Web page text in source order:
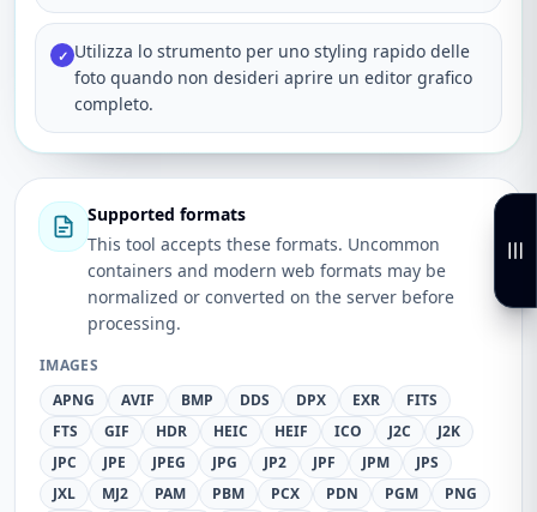
✓ Utilizza lo strumento per uno styling rapido delle
foto quando non desideri aprire un editor grafico
completo.
Supported formats
This tool accepts these formats. Uncommon
containers and modern web formats may be
normalized or converted on the server before
processing.
IMAGES
APNG
AVIF BMP DDS DPX EXR
FITS
FTS
GIF HDR HEIC HEIF ICO J2C
J2K
JPC
JPE JPEG JPG JP2 JPF JPM
JPS
JXL
MJ2 PAM PBM PCX PDN PGM
PNG